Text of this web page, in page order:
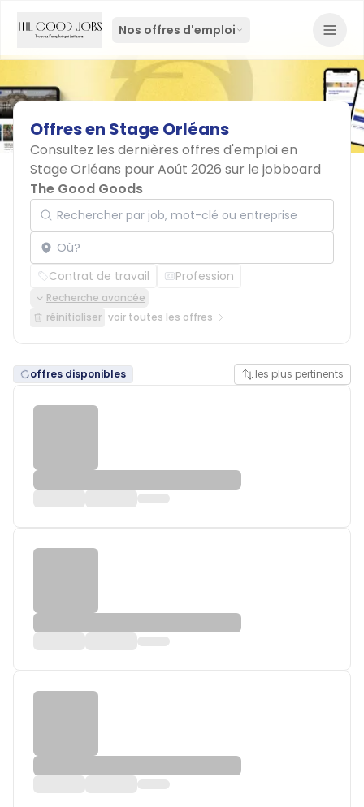
Nos offres d'emploi
Offresen StageOrléans
Consultez les dernières offres d'emploi en
Stage Orléans pour Août 2026 sur le jobboard
The Good Goods
Rechercher par job, mot-clé ou entreprise
Localisation
Contrat de travail Profession
Recherche avancée
réinitialiser voir toutes les offres
offres disponibles les plus pertinents